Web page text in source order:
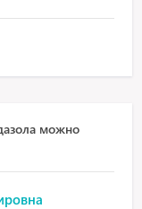
можно